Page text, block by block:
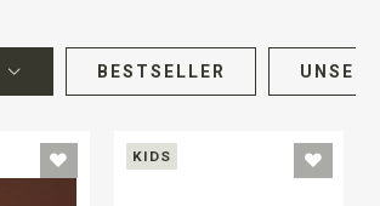
BESTSELLER
KIDS